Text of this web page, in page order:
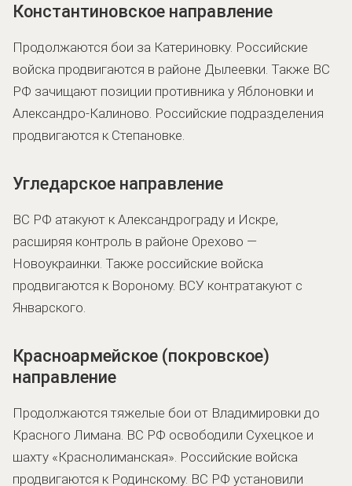
Константиновское направление
Продолжаются бои за Катериновку. Российские
войска продвигаются в районе Дылеевки. Также ВС
РФ зачищают позиции противника у Яблоновки и
Александро-Калиново. Российские подразделения
продвигаются к Степановке.
Угледарское направление
ВС РФ атакуют к Александрограду и Искре,
расширяя контроль в районе Орехово —
Новоукраинки. Также российские войска
продвигаются к Вороному. ВСУ контратакуют с
Январского.
Красноармейское (покровское)
направление
Продолжаются тяжелые бои от Владимировки до
Красного Лимана. ВС РФ освободили Сухецкое и
шахту «Краснолиманская». Российские войска
продвигаются к Родинскому. ВС РФ установили